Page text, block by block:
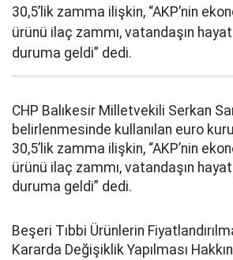
30,5’lik zamma ilişkin, “AKP’nin
ürünü ilaç zammı, vatandaşın
duruma geldi” dedi.
CHP Balıkesir Milletvekili Serkan
belirlenmesinde kullanılan euro
30,5’lik zamma ilişkin, “AKP’nin
ürünü ilaç zammı, vatandaşın
duruma geldi” dedi.
Beşeri Tıbbi Ürünlerin
Kararda Değişiklik Yapılması